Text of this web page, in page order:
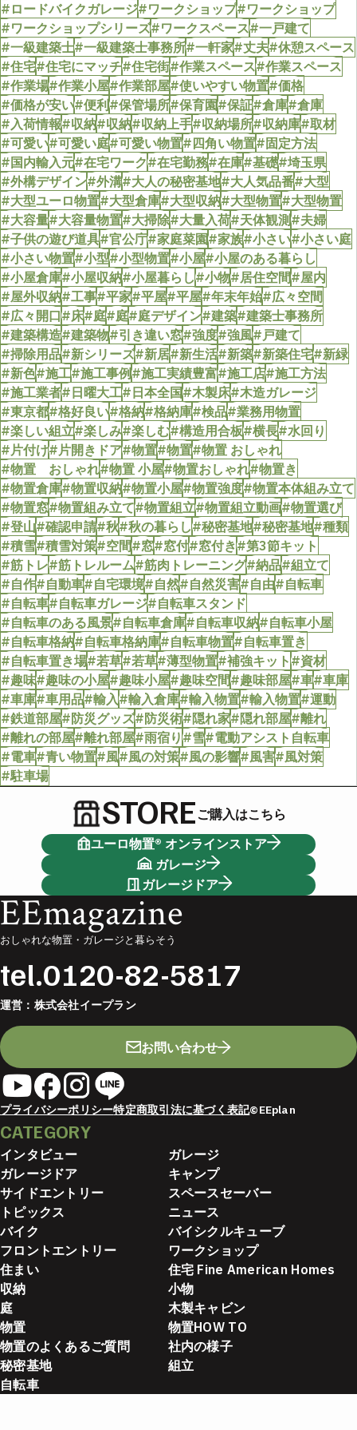
#ロードバイクガレージ#ワークショップ#ワークショップ
#ワークショップシリーズ#ワークスペース#一戸建て
#一級建築士#一級建築士事務所#一軒家#丈夫#休憩スペース
#住宅#住宅にマッチ#住宅街#作業スペース#作業スペース
#作業場#作業小屋#作業部屋#使いやすい物置#価格
#価格が安い#便利#保管場所#保育園#保証#倉庫#倉庫
#入荷情報#収納#収納#収納上手#収納場所#収納庫#取材
#可愛い#可愛い庭#可愛い物置#四角い物置#固定方法
#国内輸入元#在宅ワーク#在宅勤務#在庫#基礎#埼玉県
#外構デザイン#外溝#大人の秘密基地#大人気品番#大型
#大型ユーロ物置#大型倉庫#大型収納#大型物置#大型物置
#大容量#大容量物置#大掃除#大量入荷#天体観測#夫婦
#子供の遊び道具#官公庁#家庭菜園#家族#小さい#小さい庭
#小さい物置#小型#小型物置#小屋#小屋のある暮らし
#小屋倉庫#小屋収納#小屋暮らし#小物#居住空間#屋内
#屋外収納#工事#平家#平屋#平屋#年末年始#広々空間
#広々開口#床#庭#庭#庭デザイン#建築#建築士事務所
#建築構造#建築物#引き違い窓#強度#強風#戸建て
#掃除用品#新シリーズ#新居#新生活#新築#新築住宅#新緑
#新色#施工#施工事例#施工実績豊富#施工店#施工方法
#施工業者#日曜大工#日本全国#木製床#木造ガレージ
#東京都#格好良い#格納#格納庫#検品#業務用物置
#楽しい組立#楽しみ#楽しむ#構造用合板#横長#水回り
#片付け#片開きドア#物置#物置#物置 おしゃれ
#物置 おしゃれ#物置 小屋#物置おしゃれ#物置き
#物置倉庫#物置収納#物置小屋#物置強度#物置本体組み立て
#物置窓#物置組み立て#物置組立#物置組立動画#物置選び
#登山#確認申請#秋#秋の暮らし#秘密基地#秘密基地#種類
#積雪#積雪対策#空間#窓#窓付#窓付き#第3節キット
#筋トレ#筋トレルーム#筋肉トレーニング#納品#組立て
#自作#自動車#自宅環境#自然#自然災害#自由#自転車
#自転車#自転車ガレージ#自転車スタンド
#自転車のある風景#自転車倉庫#自転車収納#自転車小屋
#自転車格納#自転車格納庫#自転車物置#自転車置き
#自転車置き場#若草#若草#薄型物置#補強キット#資材
#趣味#趣味の小屋#趣味小屋#趣味空間#趣味部屋#車#車庫
#車庫#車用品#輸入#輸入倉庫#輸入物置#輸入物置#運動
#鉄道部屋#防災グッズ#防災術#隠れ家#隠れ部屋#離れ
#離れの部屋#離れ部屋#雨宿り#雪#電動アシスト自転車
#電車#青い物置#風#風の対策#風の影響#風害#風対策
#駐車場
STOREご購入はこちら
ユーロ物置® オンラインストア
ガレージ
ガレージドア
EEmagazine
おしゃれな物置・ガレージと暮らそう
tel.0120-82-5817
運営： 株式会社イープラン
お問い合わせ
プライバシーポリシー特定商取引法に基づく表記©EEplan
CATEGORY
インタビュー
ガレージ
ガレージドア
キャンプ
サイドエントリー
スペースセーバー
トピックス
ニュース
バイク
バイシクルキューブ
フロントエントリー
ワークショップ
住まい
住宅 Fine American Homes
収納
小物
庭
木製キャビン
物置
物置HOW TO
物置のよくあるご質問
社内の様子
秘密基地
組立
自転車